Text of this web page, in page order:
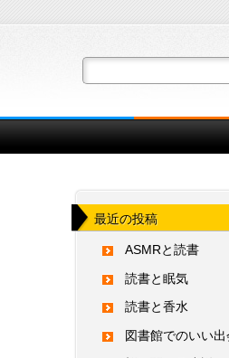
最近の投稿
ASMRと読書
読書と眠気
読書と香水
図書館でのいい